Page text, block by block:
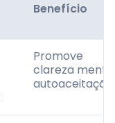
Benefício
Promove
clareza
autoaceitação